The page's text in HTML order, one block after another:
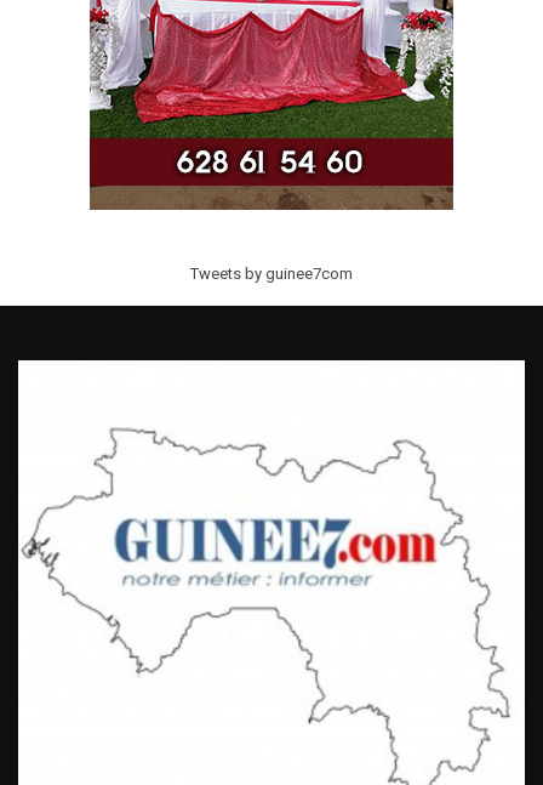
Tweets by guinee7com